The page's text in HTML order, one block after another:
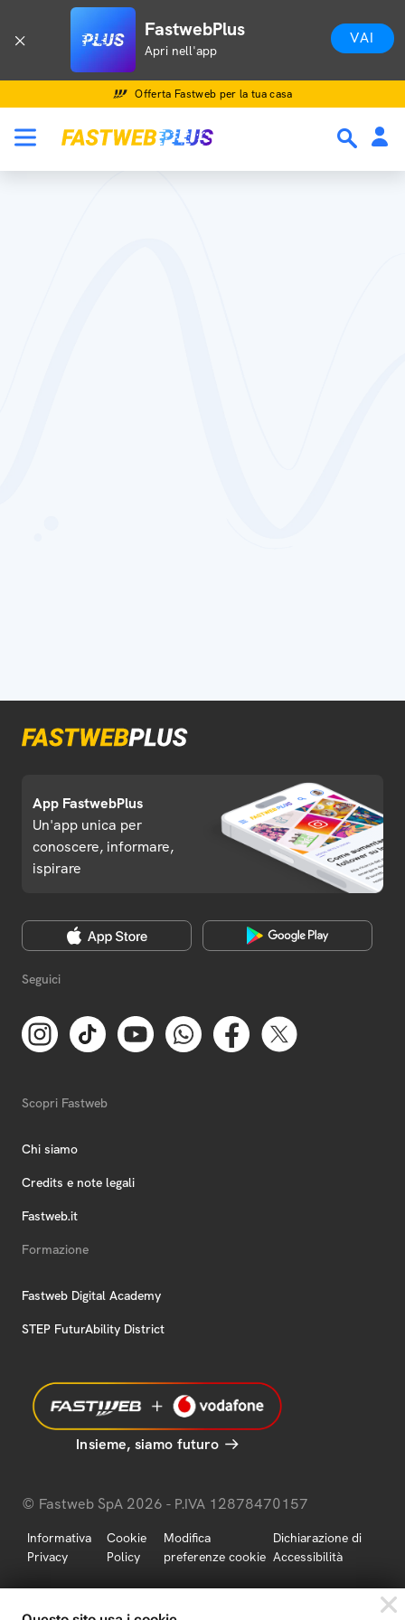
FastwebPlus
Apri nell'app
VAI
Offerta Fastweb per la tua casa
App FastwebPlus
Un'app unica per
conoscere, informare,
ispirare
Seguici
Scopri Fastweb
Chi siamo
Credits e note legali
Fastweb.it
Formazione
Fastweb Digital Academy
STEP FuturAbility District
Insieme, siamo futuro
© Fastweb SpA 2026 - P.IVA 12878470157
Informativa
Privacy
Cookie
Policy
Modifica
preferenze cookie
Dichiarazione di
Accessibilità